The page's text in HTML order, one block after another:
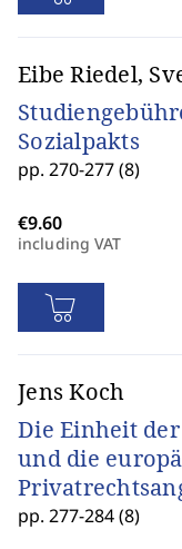
Eibe Riedel,
Sozialpakts
pp. 270-277 (8)
including VAT
Jens Koch
Die Einheit
und die
pp. 277-284 (8)